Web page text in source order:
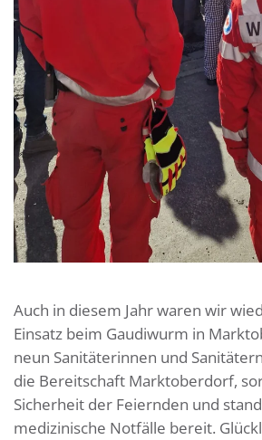
Auch in diesem Jahr waren wir
Einsatz beim Gaudiwurm in
neun Sanitäterinnen und
die Bereitschaft Marktoberdorf,
Sicherheit der Feiernden und
medizinische Notfälle bereit.